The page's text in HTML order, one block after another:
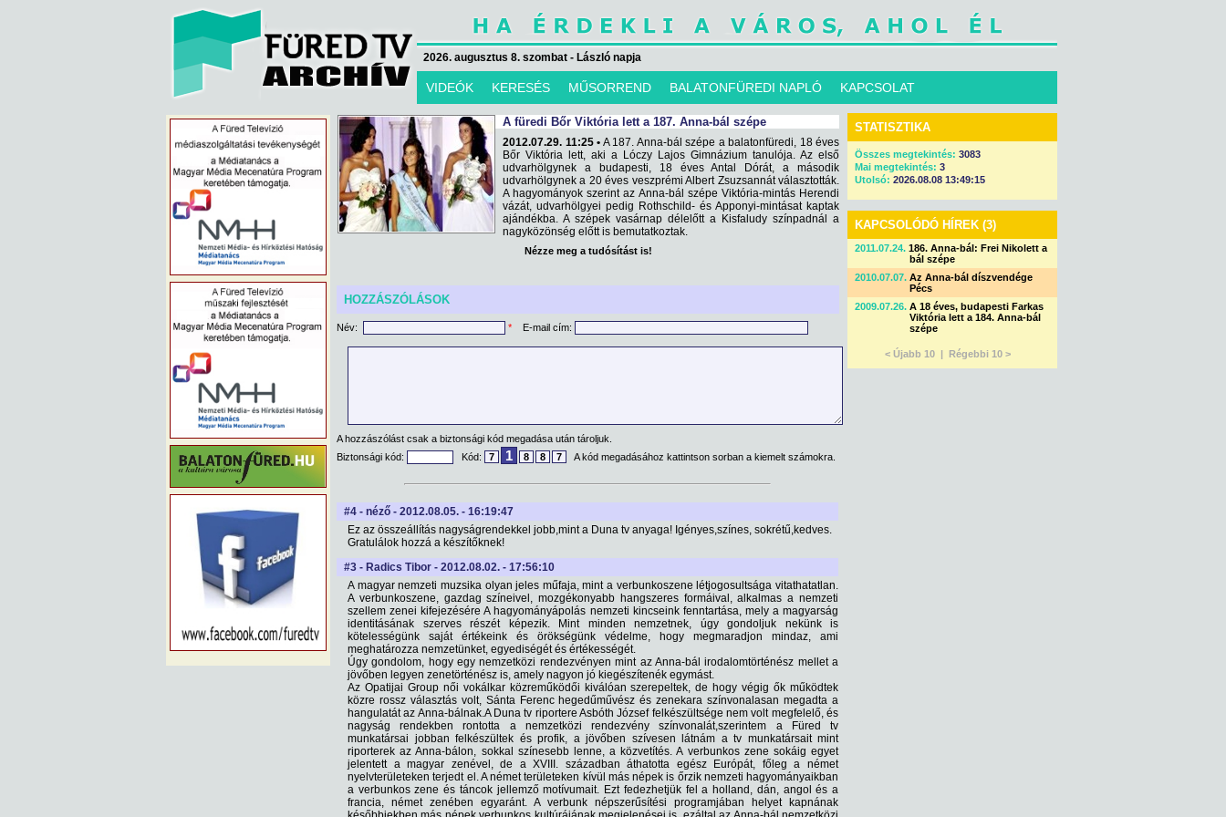
2026. augusztus 8. szombat - László napja
VIDEÓK KERESÉS MŰSORREND BALATONFÜREDI NAPLÓ KAPCSOLAT
A füredi Bőr Viktória lett a 187. Anna-bál szépe
2012.07.29. 11:25 • A 187. Anna-bál szépe a balatonfüredi, 18 éves
Bőr Viktória lett, aki a Lóczy Lajos Gimnázium tanulója. Az első
udvarhölgynek a budapesti, 18 éves Antal Dórát, a második
udvarhölgynek a 20 éves veszprémi Albert Zsuzsannát választották.
A hagyományok szerint az Anna-bál szépe Viktória-mintás Herendi
vázát, udvarhölgyei pedig Rothschild- és Apponyi-mintásat kaptak
ajándékba. A szépek vasárnap délelőtt a Kisfaludy színpadnál a
nagyközönség előtt is bemutatkoztak.
Nézze meg a tudósítást is!
HOZZÁSZÓLÁSOK
Név: * E-mail cím:
A hozzászólást csak a biztonsági kód megadása után tároljuk.
Biztonsági kód:
Kód: 7 1 8 8 7 A kód megadásához kattintson sorban a kiemelt számokra.
#4 - néző - 2012.08.05. - 16:19:47
Ez az összeállítás nagyságrendekkel jobb,mint a Duna tv anyaga! Igényes,színes, sokrétű,kedves.
Gratulálok hozzá a készítőknek!
#3 - Radics Tibor - 2012.08.02. - 17:56:10
A magyar nemzeti muzsika olyan jeles műfaja, mint a verbunkoszene létjogosultsága vitathatatlan.
A verbunkoszene, gazdag színeivel, mozgékonyabb hangszeres formáival, alkalmas a nemzeti
szellem zenei kifejezésére A hagyományápolás nemzeti kincseink fenntartása, mely a magyarság
identitásának szerves részét képezik. Mint minden nemzetnek, úgy gondoljuk nekünk is
kötelességünk saját értékeink és örökségünk védelme, hogy megmaradjon mindaz, ami
meghatározza nemzetünket, egyediségét és értékességét.
Úgy gondolom, hogy egy nemzetközi rendezvényen mint az Anna-bál irodalomtörténész mellet a
jövőben legyen zenetörténész is, amely nagyon jó kiegészítenék egymást.
Az Opatijai Group női vokálkar közreműködői kiválóan szerepeltek, de hogy végig ők működtek
közre rossz választás volt, Sánta Ferenc hegedűművész és zenekara színvonalasan megadta a
hangulatát az Anna-bálnak.A Duna tv riportere Asbóth József felkészültsége nem volt megfelelő, és
nagyság rendekben rontotta a nemzetközi rendezvény színvonalát,szerintem a Füred tv
munkatársai jobban felkészültek és profik, a jövőben szívesen látnám a tv munkatársait mint
riporterek az Anna-bálon, sokkal színesebb lenne, a közvetítés. A verbunkos zene sokáig egyet
jelentett a magyar zenével, de a XVIII. században áthatotta egész Európát, főleg a német
nyelvterületeken terjedt el. A német területeken kívül más népek is őrzik nemzeti hagyományaikban
a verbunkos zene és táncok jellemző motívumait. Ezt fedezhetjük fel a holland, dán, angol és a
francia, német zenében egyaránt. A verbunk népszerűsítési programjában helyet kapnának
STATISZTIKA
Összes megtekintés: 3083
Mai megtekintés: 3
Utolsó: 2026.08.08 13:49:15
KAPCSOLÓDÓ HÍREK (3)
2011.07.24. 186. Anna-bál: Frei Nikolett a
bál szépe
2010.07.07. Az Anna-bál díszvendége
Pécs
2009.07.26. A 18 éves, budapesti Farkas
Viktória lett a 184. Anna-bál
szépe
< Újabb 10 | Régebbi 10 >